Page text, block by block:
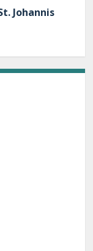
Johannis